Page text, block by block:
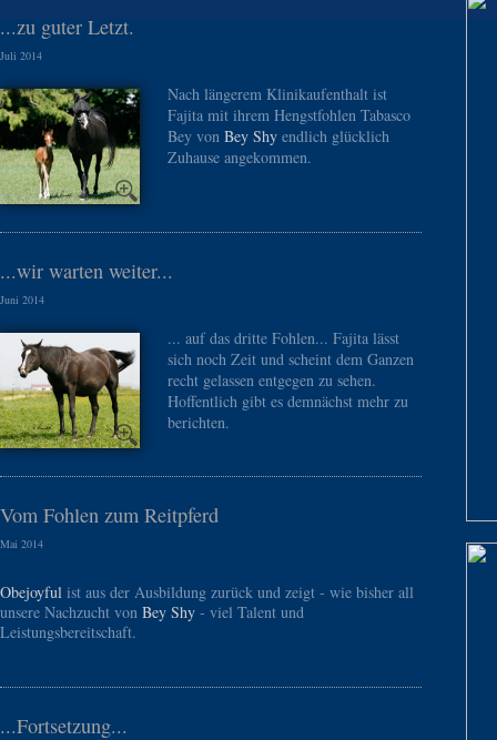
...zu guter Letzt.
Juli 2014
Nach längerem Klinikaufenthalt ist
Fajita mit ihrem Hengstfohlen Tabasco
Bey von Bey Shy endlich glücklich
Zuhause angekommen.
...wir warten weiter...
Juni 2014
... auf das dritte Fohlen... Fajita lässt
sich noch Zeit und scheint dem Ganzen
recht gelassen entgegen zu sehen.
Hoffentlich gibt es demnächst mehr zu
berichten.
Vom Fohlen zum Reitpferd
Mai 2014
Obejoyful ist aus der Ausbildung zurück und zeigt - wie bisher all
unsere Nachzucht von Bey Shy - viel Talent und
Leistungsbereitschaft.
...Fortsetzung...